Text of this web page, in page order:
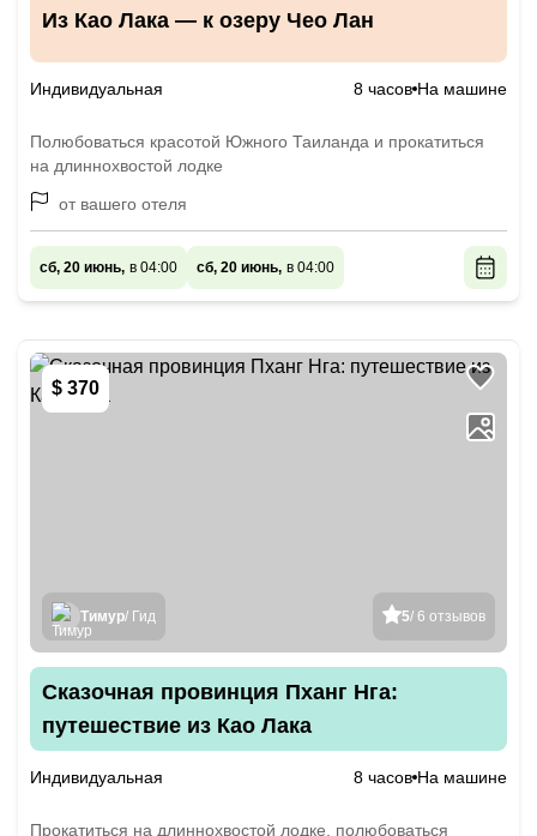
Из Као Лака — к озеру Чео Лан
Индивидуальная 8 часов На машине
Полюбоваться красотой Южного Таиланда и прокатиться
на длиннохвостой лодке
от вашего отеля
сб, 20 июнь, в 04:00 сб, 20 июнь, в 04:00
$ 370
5/ 6 отзывов
Тимур/ Гид
Сказочная провинция Пханг Нга:
путешествие из Као Лака
Индивидуальная 8 часов На машине
Прокатиться на длиннохвостой лодке, полюбоваться